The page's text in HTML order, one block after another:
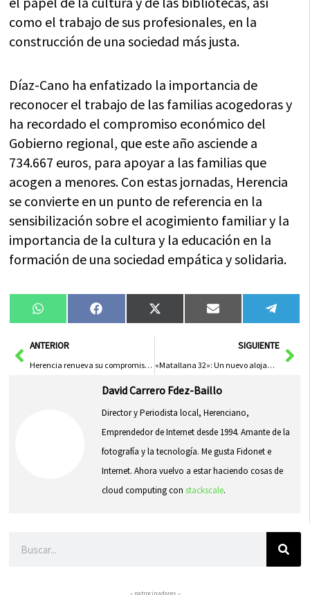
como el trabajo de sus profesionales, en la
construcción de una sociedad más justa.
Díaz-Cano ha enfatizado la importancia de
reconocer el trabajo de las familias acogedoras y
ha recordado el compromiso económico del
Gobierno regional, que este año asciende a
734.667 euros, para apoyar a las familias que
acogen a menores. Con estas jornadas, Herencia
se convierte en un punto de referencia en la
sensibilización sobre el acogimiento familiar y la
importancia de la cultura y la educación en la
formación de una sociedad empática y solidaria.
Compartir
en
WhatsAppCompartir
en
FacebookCompartir
en
X
(Twitter)
Compartir
en
Email
en
AntANTERIOR
Herencia renueva su compromiso con Cáritas para fortalecer la integración social
SIGUIENTE
«Matallana 32»: Un nuevo alojamiento turístico en Herencia
David Carrero Fdez-Baillo
Director y Periodista local, Herenciano,
Emprendedor de Internet desde 1994. Amante de la
fotografía y la tecnología. Me gusta Fidonet e
Internet. Ahora vuelvo a estar haciendo cosas de
cloud computing con stackscale.
– patrocinadores –